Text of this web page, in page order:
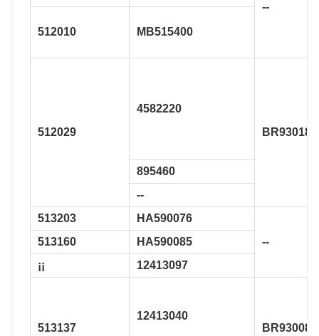
--
512010 MB515400
512029
4582220
BR930189
895460
--
513203
HA590076
--
513160
HA590085
¡¡
12413097
513137
12413040
BR930080